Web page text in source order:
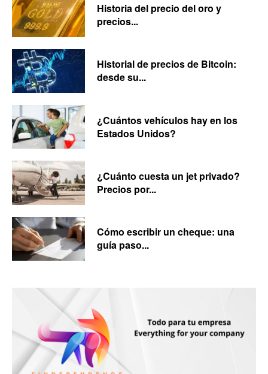
Historia del precio del oro y
precios...
Historial de precios de Bitcoin:
desde su...
¿Cuántos vehículos hay en los
Estados Unidos?
¿Cuánto cuesta un jet privado?
Precios por...
Cómo escribir un cheque: una
guía paso...